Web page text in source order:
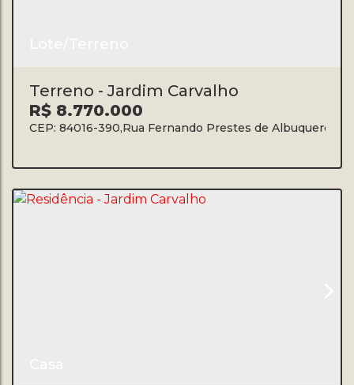
Terreno - Jardim Carvalho
R$8.770.000
CEP: 84016-390,Rua Fernando Prestes de Albuquerque